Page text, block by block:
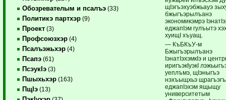
Обозревателым и псалъэ (33)
Политикэ партхэр (9)
Проект (3)
Профсоюзхэр (4)
Псалъэжьхэр (4)
Псапэ (61)
ПсэукIэ (3)
Пшыхьхэр (163)
ПщIэ (13)
щIэгъэхуэбжьауэ
бжыгъэрылъанэ
экономикэмрэ
еджапIэм гулъытэ
хуищI хъуащ.
— КъБКъУ-м
Бжыгъэрылъанэ
IэнатIэхэмкIэ и
иригъэкIуэкI
уеплъмэ, щIэныгъэ
нэхъыщхьэ
еджапIэхэм ящыщу
университетым